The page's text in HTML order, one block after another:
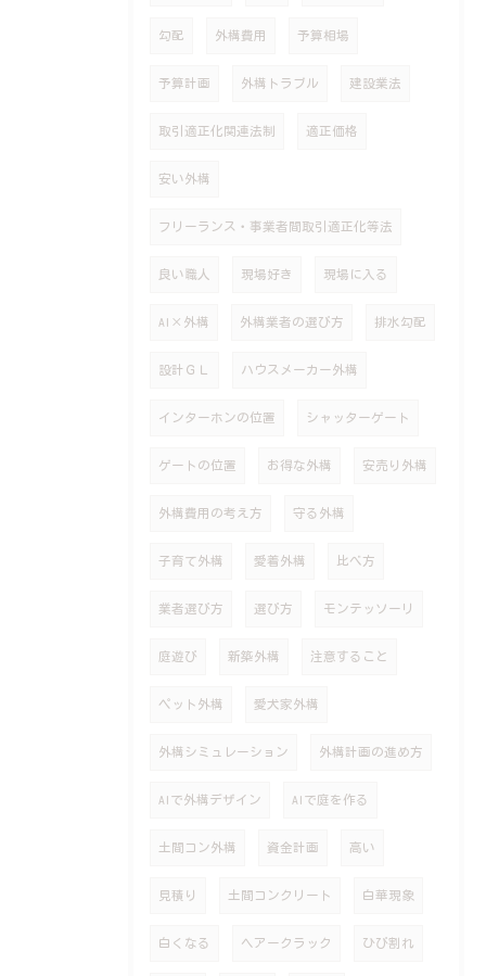
勾配 外構費用 予算相場
予算計画 外構トラブル 建設業法
取引適正化関連法制 適正価格
安い外構
フリーランス・事業者間取引適正化等法
良い職人 現場好き 現場に入る
AI×外構 外構業者の選び方 排水勾配
設計ＧＬ ハウスメーカー外構
インターホンの位置 シャッターゲート
ゲートの位置 お得な外構 安売り外構
外構費用の考え方 守る外構
子育て外構 愛着外構 比べ方
業者選び方 選び方 モンテッソーリ
庭遊び 新築外構 注意すること
ペット外構 愛犬家外構
外構シミュレーション 外構計画の進め方
AIで外構デザイン AIで庭を作る
土間コン外構 資金計画 高い
見積り 土間コンクリート 白華現象
白くなる ヘアークラック ひび割れ